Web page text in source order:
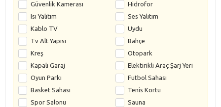
Güvenlik Kamerası
Hidrofor
Isı Yalıtım
Ses Yalıtım
Kablo TV
Uydu
Tv Alt Yapısı
Bahçe
Kreş
Otopark
Kapalı Garaj
Elektirikli Araç Şarj Yeri
Oyun Parkı
Futbol Sahası
Basket Sahası
Tenis Kortu
Spor Salonu
Sauna